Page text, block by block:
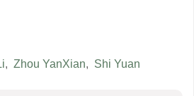
, Zhou YanXian, Shi Yuan